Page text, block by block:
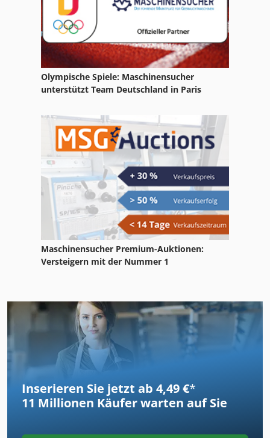
Olympische Spiele: Maschinensucher
unterstützt Team Deutschland in Paris
Maschinensucher Premium-Auktionen:
Versteigern mit der Nummer 1
Inserieren Sie jetzt ab 4,49 €*
11 Millionen Käufer warten auf Sie